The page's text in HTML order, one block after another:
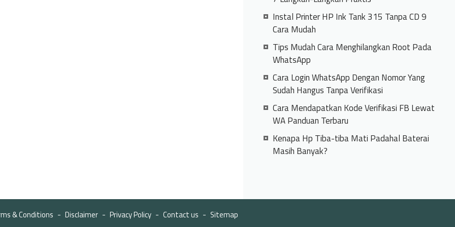
Instal Printer HP Ink Tank 315 Tanpa CD 9
Cara Mudah
Tips Mudah Cara Menghilangkan Root Pada
WhatsApp
Cara Login WhatsApp Dengan Nomor Yang
Sudah Hangus Tanpa Verifikasi
Cara Mendapatkan Kode Verifikasi FB Lewat
WA Panduan Terbaru
Kenapa Hp Tiba-tiba Mati Padahal Baterai
Masih Banyak?
& Conditions Disclaimer Privacy Policy Contact us Sitemap